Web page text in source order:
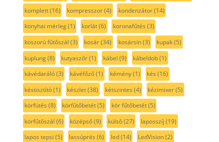
komplett(16) kompresszor(4) kondenzátor(14)
konyhai mérleg(1) korlát(6) koronafűtés (3)
koszorú fűtőszál (3) kosár(34) kosársín(3) kupak(5)
kuplung(8) kutyaszőr(1) kábel (9) kábeldob(1)
kávédaráló(3) kávéfőző(1) kémény(1) kés (16)
késtisztító(1) készlet(38) kétszintes (4) kézimixer(5)
körfütés (8) körfűtőbetét(5) kör fűtőbetét(5)
körfűtőszál (6) középső(9) külső(27) laposszíj (19)
lapos tepsi (5) lassúprés (6) led(14) LedVision(2)